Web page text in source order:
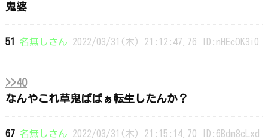
鬼婆
51 名無しさん 2022/03/31(木) 21:12:47.76 ID:nHEcOK3i0
>>40
なんやこれ草鬼ばばぁ転生したんか？
67 名無しさん 2022/03/31(木) 21:15:14.70 ID:6Bdm8cLxd